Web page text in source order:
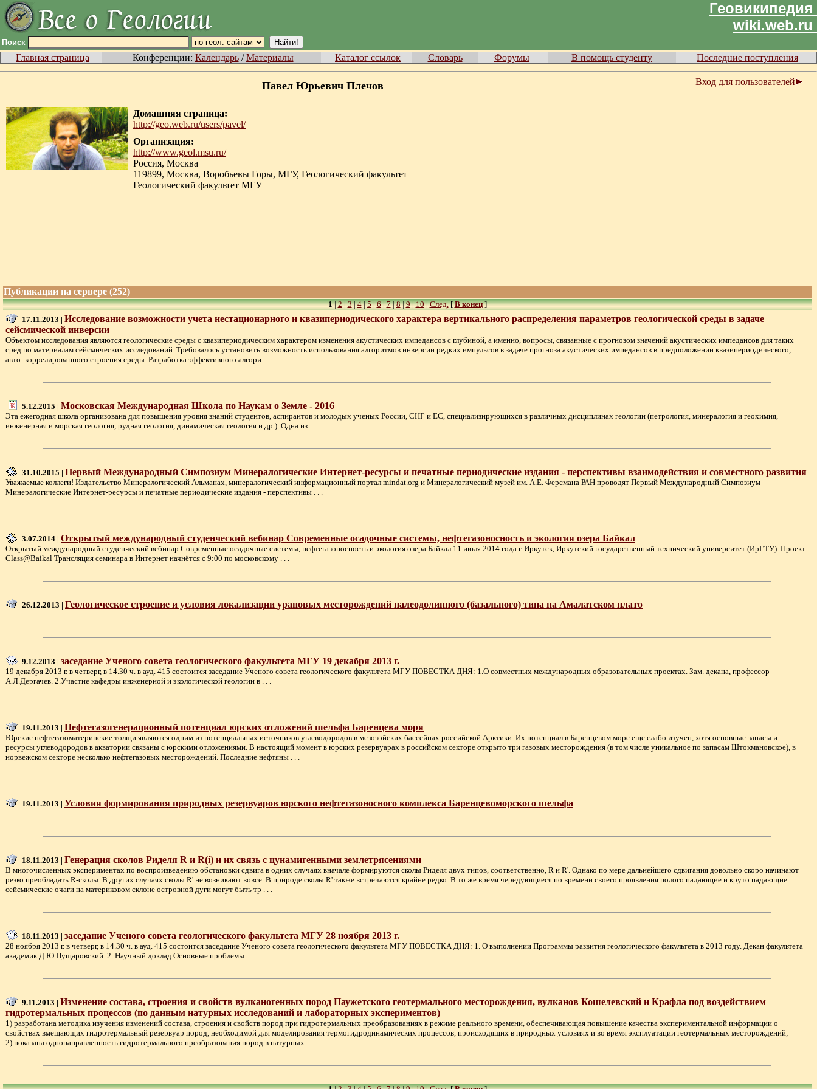
Геовикипедия
wiki.web.ru
Поиск
Главная страница Конференции: Календарь/Материалы Каталог ссылок Словарь Форумы В помощь студенту Последние поступления
Павел Юрьевич Плечов
Домашняя страница:
http://geo.web.ru/users/pavel/
Организация:
http://www.geol.msu.ru/
Россия, Москва
119899, Москва, Воробьевы Горы, МГУ, Геологический факультет
Геологический факультет МГУ
Вход для пользователей
Публикации на сервере (252)
1|2|3|4|5|6|7|8|9|10|След.[В конец]
17.11.2013 | Исследование возможности учета нестационарного и квазипериодического характера вертикального распределения параметров геологической среды в задаче
сейсмической инверсии
Объектом исследования являются геологические среды с квазипериодическим характером изменения акустических импедансов с глубиной, а именно, вопросы, связанные с прогнозом значений акустических импедансов для таких
сред по материалам сейсмических исследований. Требовалось установить возможность использования алгоритмов инверсии редких импульсов в задаче прогноза акустических импедансов в предположении квазипериодического,
авто- коррелированного строения среды. Разработка эффективного алгори . . .
5.12.2015 | Московская Международная Школа по Наукам о Земле - 2016
Эта ежегодная школа организована для повышения уровня знаний студентов, аспирантов и молодых ученых России, СНГ и ЕС, специализирующихся в различных дисциплинах геологии (петрология, минералогия и геохимия,
инженерная и морская геология, рудная геология, динамическая геология и др.). Одна из . . .
31.10.2015 | Первый Международный Симпозиум Минералогические Интернет-ресурсы и печатные периодические издания - перспективы взаимодействия и совместного развития
Уважаемые коллеги! Издательство Минералогический Альманах, минералогический информационный портал mindat.org и Минералогический музей им. А.Е. Ферсмана РАН проводят Первый Международный Симпозиум
Минералогические Интернет-ресурсы и печатные периодические издания - перспективы . . .
3.07.2014 | Открытый международный студенческий вебинар Современные осадочные системы, нефтегазоносность и экология озера Байкал
Открытый международный студенческий вебинар Современные осадочные системы, нефтегазоносность и экология озера Байкал 11 июля 2014 года г. Иркутск, Иркутский государственный технический университет (ИрГТУ). Проект
Class@Baikal Трансляция семинара в Интернет начнётся с 9:00 по московскому . . .
26.12.2013 | Геологическое строение и условия локализации урановых месторождений палеодолинного (базального) типа на Амалатском плато
. . .
9.12.2013 | заседание Ученого совета геологического факультета МГУ 19 декабря 2013 г.
19 декабря 2013 г. в четверг, в 14.30 ч. в ауд. 415 состоится заседание Ученого совета геологического факультета МГУ ПОВЕСТКА ДНЯ: 1.О совместных международных образовательных проектах. Зам. декана, профессор
А.Л.Дергачев. 2.Участие кафедры инженерной и экологической геологии в . . .
19.11.2013 | Нефтегазогенерационный потенциал юрских отложений шельфа Баренцева моря
Юрские нефтегазоматеринские толщи являются одним из потенциальных источников углеводородов в мезозойских бассейнах российской Арктики. Их потенциал в Баренцевом море еще слабо изучен, хотя основные запасы и
ресурсы углеводородов в акватории связаны с юрскими отложениями. В настоящий момент в юрских резервуарах в российском секторе открыто три газовых месторождения (в том числе уникальное по запасам Штокмановское), в
норвежском секторе несколько нефтегазовых месторождений. Последние нефтяны . . .
19.11.2013 | Условия формирования природных резервуаров юрского нефтегазоносного комплекса Баренцевоморского шельфа
. . .
18.11.2013 | Генерация сколов Риделя R и R(i) и их связь с цунамигенными землетрясениями
В многочисленных экспериментах по воспроизведению обстановки сдвига в одних случаях вначале формируются сколы Риделя двух типов, соответственно, R и R'. Однако по мере дальнейшего сдвигания довольно скоро начинают
резко преобладать R-сколы. В других случаях сколы R' не возникают вовсе. В природе сколы R' также встречаются крайне редко. В то же время чередующиеся по времени своего проявления полого падающие и круто падающие
сейсмические очаги на материковом склоне островной дуги могут быть тр . . .
18.11.2013 | заседание Ученого совета геологического факультета МГУ 28 ноября 2013 г.
28 ноября 2013 г. в четверг, в 14.30 ч. в ауд. 415 состоится заседание Ученого совета геологического факультета МГУ ПОВЕСТКА ДНЯ: 1. О выполнении Программы развития геологического факультета в 2013 году. Декан факультета
академик Д.Ю.Пущаровский. 2. Научный доклад Основные проблемы . . .
9.11.2013 | Изменение состава, строения и свойств вулканогенных пород Паужетского геотермального месторождения, вулканов Кошелевский и Крафла под воздействием
гидротермальных процессов (по данным натурных исследований и лабораторных экспериментов)
1) разработана методика изучения изменений состава, строения и свойств пород при гидротермальных преобразованиях в режиме реального времени, обеспечивающая повышение качества экспериментальной информации о
свойствах вмещающих гидротермальный резервуар пород, необходимой для моделирования термогидродинамических процессов, происходящих в природных условиях и во время эксплуатации геотермальных месторождений;
2) показана однонаправленность гидротермального преобразования пород в натурных . . .